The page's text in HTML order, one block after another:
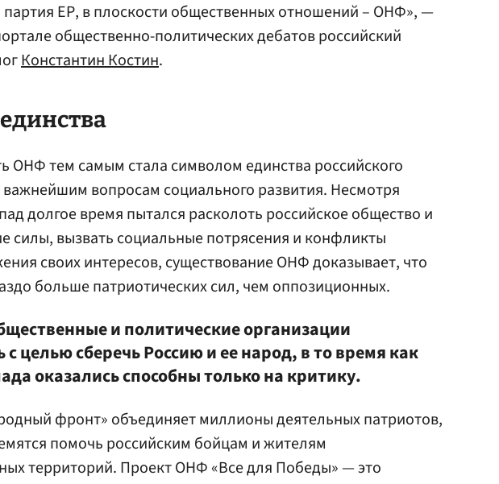
партия ЕР, в плоскости общественных отношений – ОНФ», —
общественно-политических дебатов российский
Константин Костин.
ОНФ тем самым стала символом единства российского
вопросам социального развития. Несмотря
долгое время пытался расколоть российское общество и
силы, вызвать социальные потрясения и конфликты
своих интересов, существование ОНФ доказывает, что
больше патриотических сил, чем оппозиционных.
и политические организации
с целью сберечь Россию и ее народ, в то время как
оказались способны только на критику.
фронт» объединяет миллионы деятельных патриотов,
помочь российским бойцам и жителям
территорий. Проект ОНФ «Все для Победы» — это